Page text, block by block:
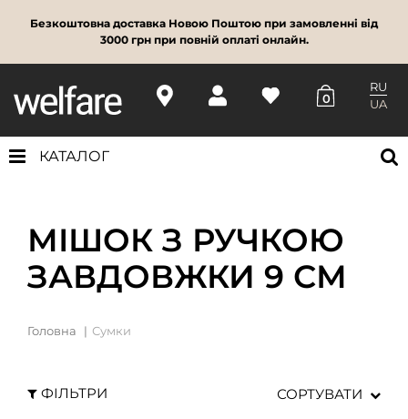
Безкоштовна доставка Новою Поштою при замовленні від
3000 грн при повній оплаті онлайн.
0
RU
UA
КАТАЛОГ
МІШОК З РУЧКОЮ
ЗАВДОВЖКИ 9 СМ
Головна Сумки
ФІЛЬТРИ СОРТУВАТИ